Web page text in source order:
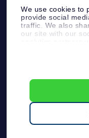
We use cookies to
provide social
traffic. We also
our site with our
information that
Fly me to the
환불 정책
별자리
고객
일반 사용 약